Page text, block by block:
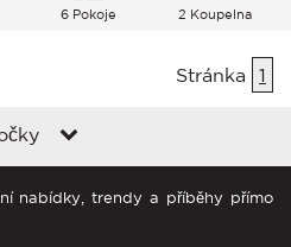
6 Pokoje 2 Koupelna
Stránka 1
nabídky, trendy a příběhy přímo